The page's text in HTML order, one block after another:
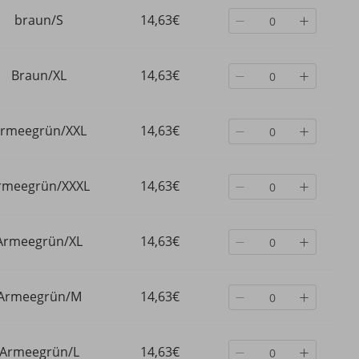
braun/S 14,63€
Braun/XL 14,63€
XXL 14,63€
XXXL 14,63€
XL 14,63€
M 14,63€
L 14,63€